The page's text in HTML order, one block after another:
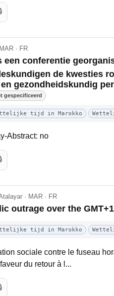
· FR
een conferentie
de kwesties
gezondheidskundig
gespecificeerd
tijd in Marokko
Abstract: no
· MAR · FR
outrage over the
tijd in Marokko
sociale contre le fuseau
du retour à l...